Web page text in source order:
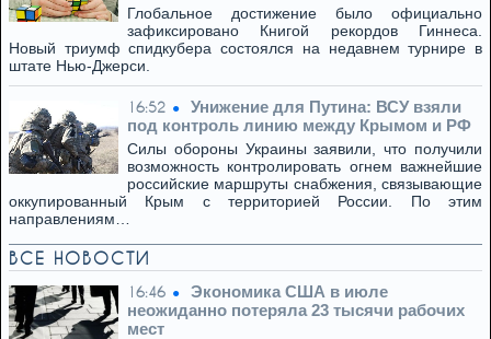
Глобальное достижение было официально
зафиксировано Книгой рекордов Гиннеса.
Новый триумф спидкубера состоялся на недавнем турнире в
штате Нью-Джерси.
16:52
Унижение для Путина: ВСУ взяли
под контроль линию между Крымом и РФ
Силы обороны Украины заявили, что получили
возможность контролировать огнем важнейшие
российские маршруты снабжения, связывающие
оккупированный Крым с территорией России. По этим
направлениям…
ВСЕ НОВОСТИ
16:46
Экономика США в июле
неожиданно потеряла 23 тысячи рабочих
мест